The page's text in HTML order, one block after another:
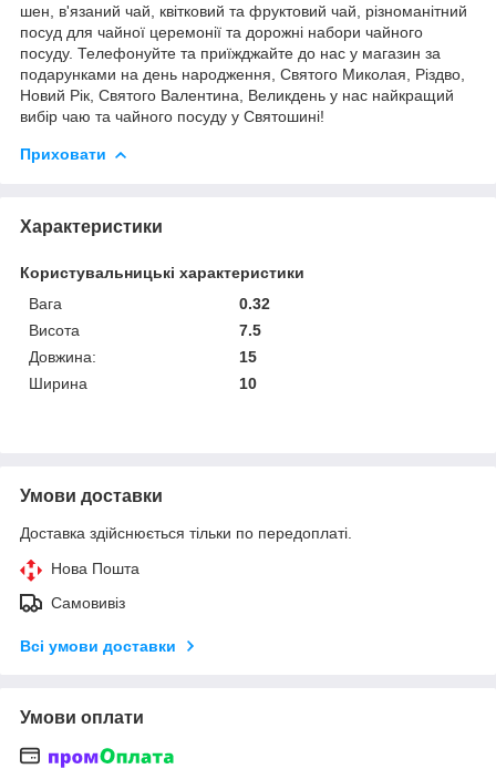
шен, в'язаний чай, квітковий та фруктовий чай, різноманітний
посуд для чайної церемонії та дорожні набори чайного
посуду. Телефонуйте та приїжджайте до нас у магазин за
подарунками на день народження, Святого Миколая, Різдво,
Новий Рік, Святого Валентина, Великдень у нас найкращий
вибір чаю та чайного посуду у Святошині!
Приховати
Характеристики
Користувальницькі характеристики
Вага
0.32
Висота
7.5
Довжина:
15
Ширина
10
Умови доставки
Доставка здійснюється тільки по передоплаті.
Нова Пошта
Самовивіз
Всі умови доставки
Умови оплати